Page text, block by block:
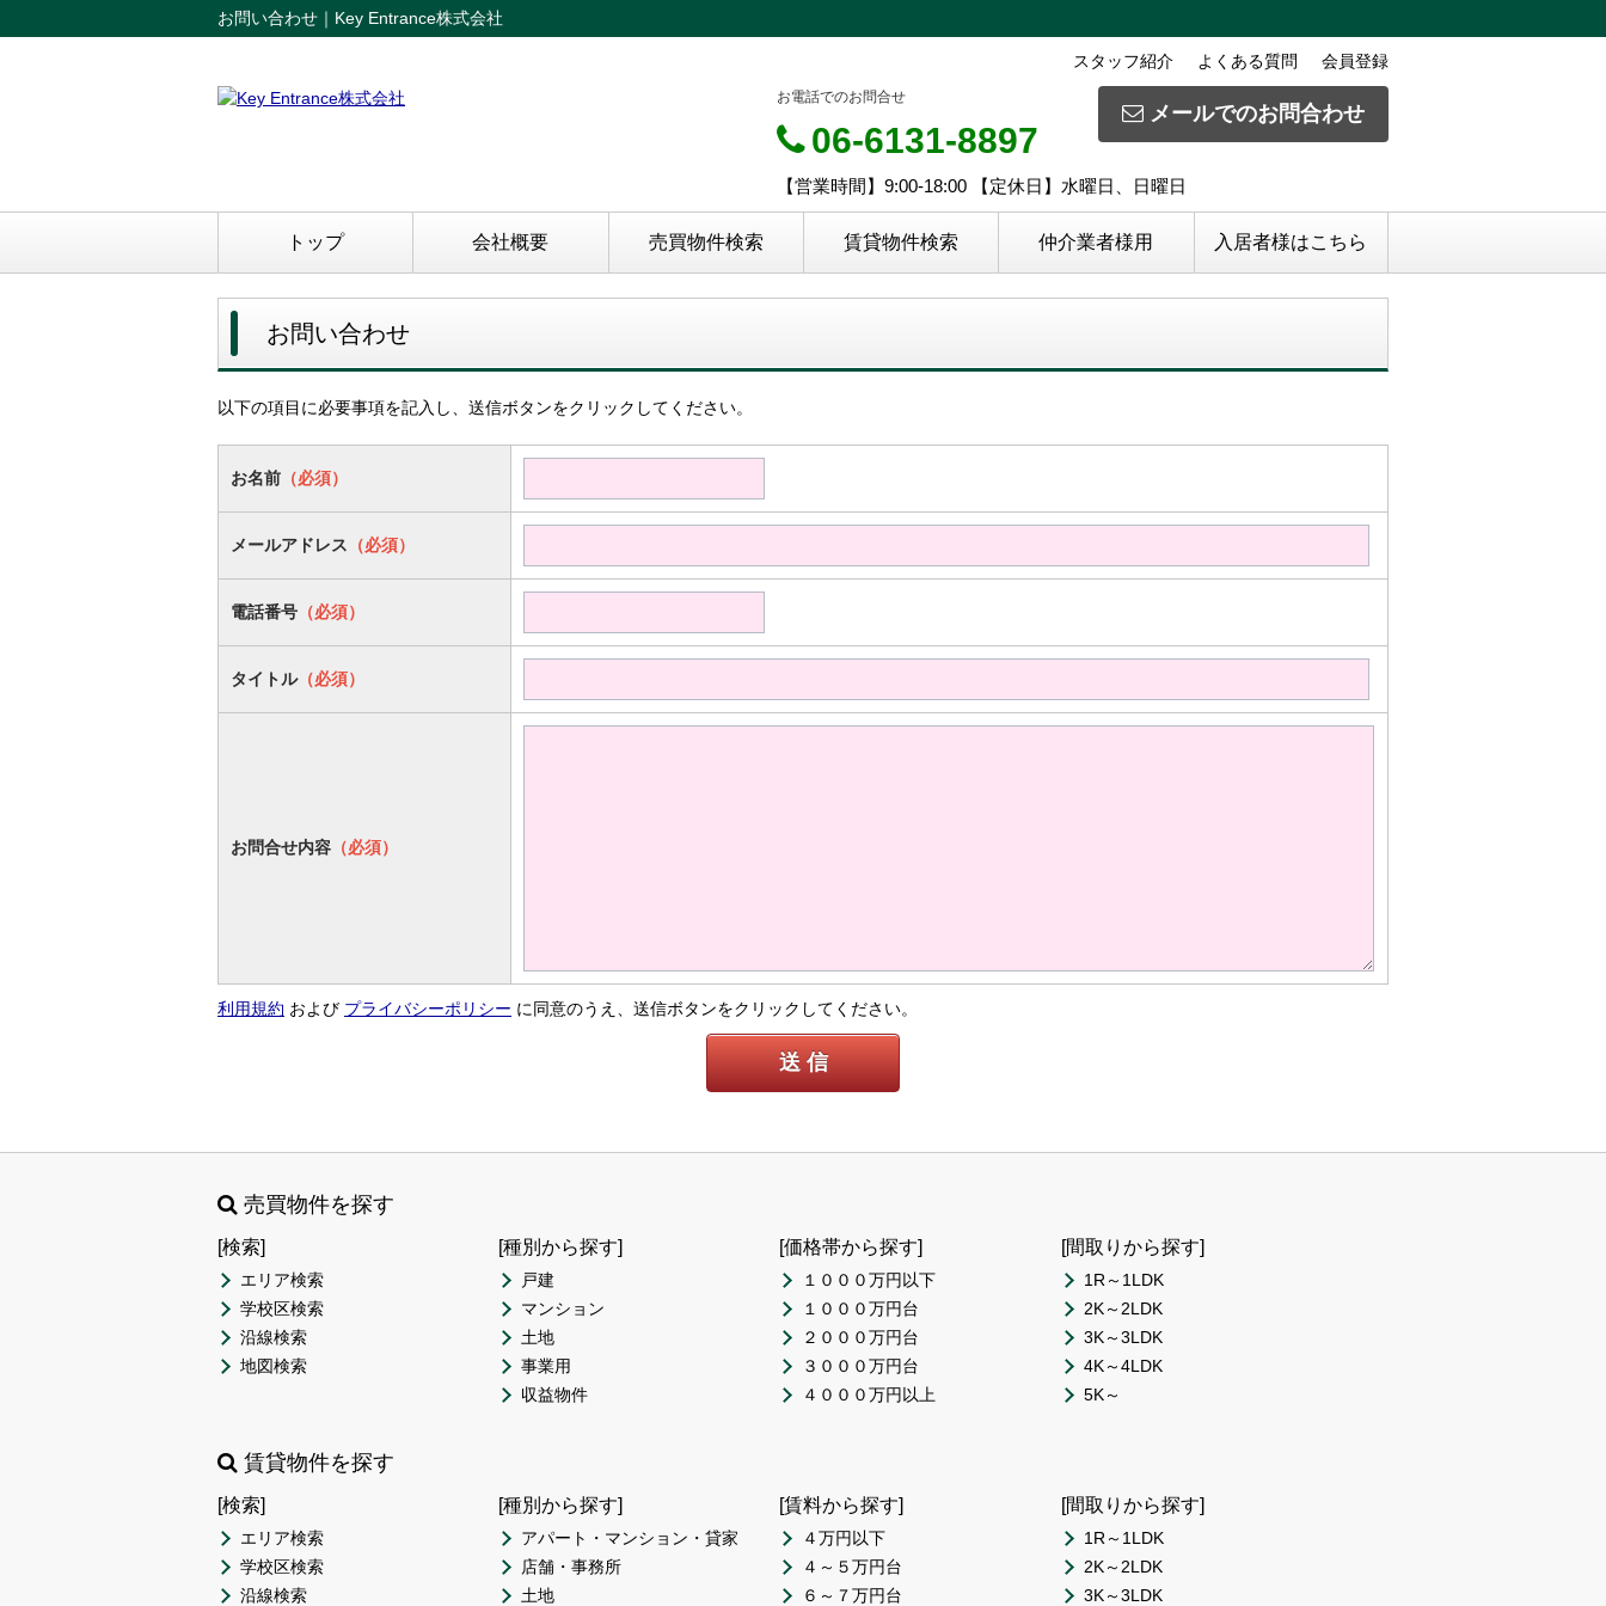
お問い合わせ｜Key Entrance株式会社
スタッフ紹介 よくある質問 会員登録
メールでのお問合わせ
お電話でのお問合せ
06-6131-8897
【営業時間】9:00-18:00 【定休日】水曜日、日曜日
トップ 会社概要 売買物件検索 賃貸物件検索 仲介業者様用 入居者様はこちら
お問い合わせ
以下の項目に必要事項を記入し、送信ボタンをクリックしてください。
お名前 （必須）
メールアドレス （必須）
電話番号 （必須）
タイトル（必須）
お問合せ内容 （必須）
利用規約 および プライバシーポリシー に同意のうえ、送信ボタンをクリックしてください。
送 信
売買物件を探す
[検索]
エリア検索
学校区検索
沿線検索
地図検索
[種別から探す]
戸建
マンション
土地
事業用
収益物件
[価格帯から探す]
１０００万円以下
１０００万円台
２０００万円台
３０００万円台
４０００万円以上
[間取りから探す]
1R～1LDK
2K～2LDK
3K～3LDK
4K～4LDK
5K～
賃貸物件を探す
[検索]
エリア検索
学校区検索
沿線検索
[種別から探す]
アパート・マンション・貸家
店舗・事務所
土地
[賃料から探す]
４万円以下
４～５万円台
６～７万円台
[間取りから探す]
1R～1LDK
2K～2LDK
3K～3LDK